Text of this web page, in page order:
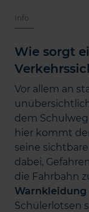
Info
Wie sorgt
Vor allem an
dem
hier kommt
seine
dabei,
die Fahrbahn
Warnkleidung
Schülerlotsen